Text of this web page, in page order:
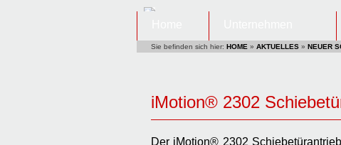
Sie befinden sich hier: HOME » AKTUELLES » NEUER
iMotion® 2302
Der iMotion® 2302